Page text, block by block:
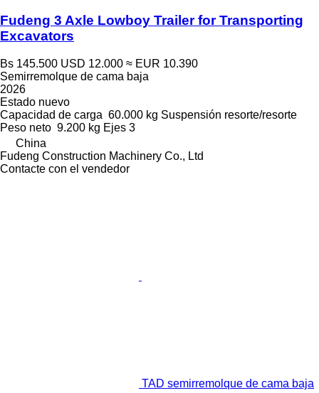
Fudeng 3 Axle Lowboy Trailer for Transporting
Excavators
Bs 145.500 USD 12.000 ≈ EUR 10.390
Semirremolque de cama baja
2026
Estado nuevo
Capacidad de carga 60.000 kg Suspensión resorte/resorte
Peso neto 9.200 kg Ejes 3
China
Fudeng Construction Machinery Co., Ltd
Contacte con el vendedor
TAD semirremolque de cama baja